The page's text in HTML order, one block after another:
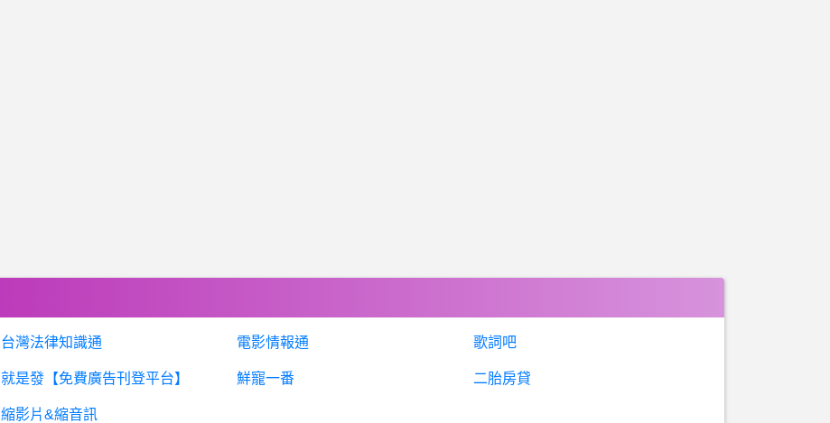
台灣法律知識通 電影情報通 歌詞吧
就是發【免費廣告刊登平台】 鮮寵一番 二胎房貸
縮影片&縮音訊